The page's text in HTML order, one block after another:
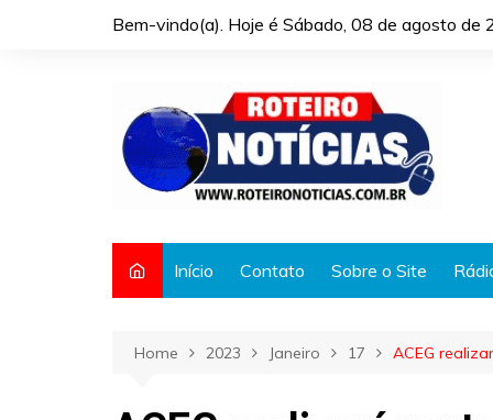
Bem-vindo(a). Hoje é Sábado, 08 de agosto de
Início Contato Sobre o Site
Home 2023 Janeiro 17 ACEG